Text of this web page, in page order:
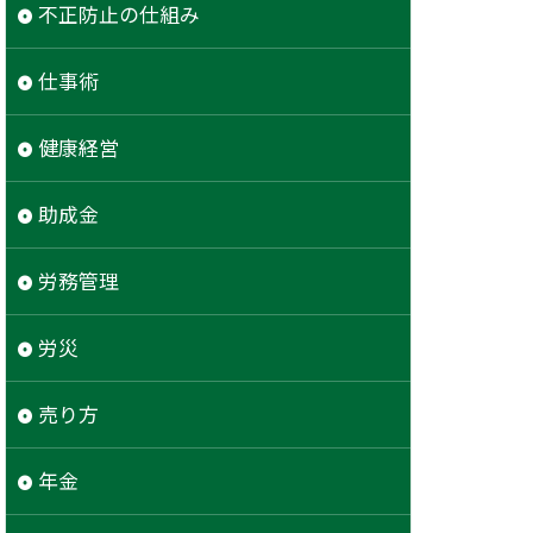
不正防止の仕組み
仕事術
健康経営
助成金
労務管理
労災
売り方
年金